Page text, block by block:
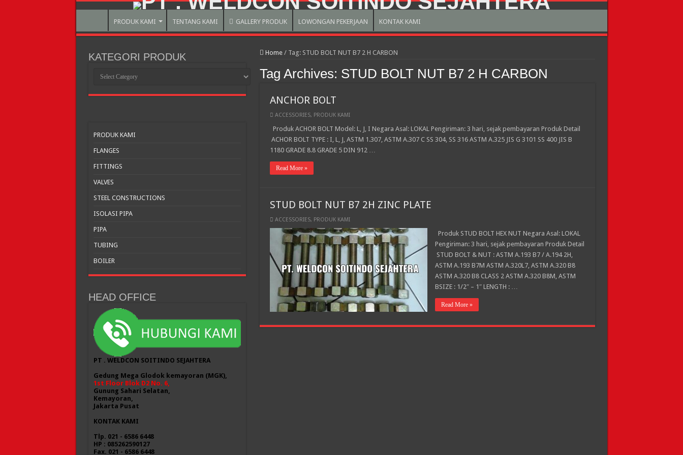
PRODUK KAMI TENTANG KAMI GALLERY PRODUK LOWONGAN PEKERJAAN KONTAK KAMI
Home / Tag: STUD BOLT NUT B7 2 H CARBON
Tag Archives: STUD BOLT NUT B7 2 H CARBON
ANCHOR BOLT
ACCESSORIES, PRODUK KAMI
Produk ACHOR BOLT Model: L, J, I Negara Asal: LOKAL Pengiriman: 3 hari, sejak pembayaran Produk Detail
ACHOR BOLT TYPE : I, L, J, ASTM 1.307, ASTM A.307 C SS 304, SS 316 ASTM A.325 JIS G 3101 SS 400 JIS B
1180 GRADE 8.8 GRADE 5 DIN 912 …
Read More »
STUD BOLT NUT B7 2H ZINC PLATE
ACCESSORIES, PRODUK KAMI
Produk STUD BOLT HEX NUT Negara Asal: LOKAL
Pengiriman: 3 hari, sejak pembayaran Produk Detail
STUD BOLT & NUT : ASTM A.193 B7 / A.194 2H,
ASTM A.193 B7M ASTM A.320L7, ASTM A.320 B8
ASTM A.320 B8 CLASS 2 ASTM A.320 B8M, ASTM
BSIZE : 1/2″ – 1″ LENGTH : …
Read More »
KATEGORI PRODUK
PRODUK
PRODUK KAMI
FLANGES
FITTINGS
VALVES
STEEL CONSTRUCTIONS
ISOLASI PIPA
PIPA
TUBING
BOILER
HEAD OFFICE
PT . WELDCON SOITINDO SEJAHTERA
Gedung Mega Glodok kemayoran (MGK),
1st Floor Blok D2 No. 6,
Gunung Sahari Selatan,
Kemayoran,
Jakarta Pusat
KONTAK KAMI
Tlp. 021 - 6586 6448
HP : 085262590127
Fax. 021 - 6586 6448